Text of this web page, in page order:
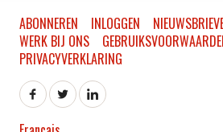
ABONNEREN INLOGGEN
WERK BIJ ONS
PRIVACYVERKLARING